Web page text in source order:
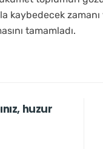
zamanı
tamamladı.
huzur